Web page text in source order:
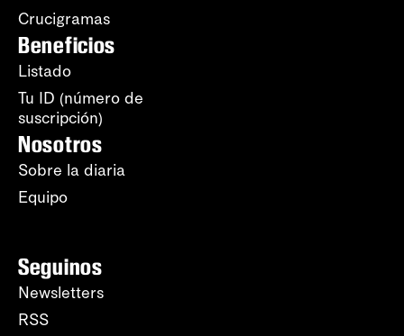
Crucigramas
Beneficios
Listado
Tu ID (número de
suscripción)
Nosotros
Sobre la diaria
Equipo
Seguinos
Newsletters
RSS